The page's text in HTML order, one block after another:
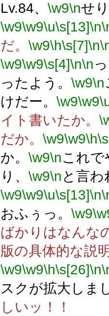
Lv.84、 \w9\nせ
\w9\w9\u\s[13]\n
だ。 \w9\h\s[7]\n
\w9\w9\s[4]\n\n
ったよう。 \w9\n
けだー。 \w9\w9
イト書いたか。
だか。 \w9\w9\h
か。 \w9\nこれで
り、 \w9\n と言
\w9\w9\u\s[13]\n
おふぅっ。 \w9
ばかりはなんな
版の具体的な説
\w9\w9\h\s[26]\n
スクが拡大しま
しいッ！！